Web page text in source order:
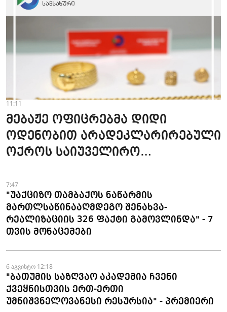
11:11
მებაჟე ოფიცრებმა დიდი
ოდენობით არადეკლარირებული
ოქროს საიუველირო
ფაქტები აღკვეთეს
7:47
"უაქციზო თამბაქოს ნაწარმის
მართლსაწინააღმდეგო შენახვა-
რეალიზაციის 326 ფაქტი გამოვლინდა" - 7
თვის მონაცემები
6 აგვისტო 12:18
"ბათუმის საზღვაო აკადემია ჩვენი
ქვეყნისთვის ერთ-ერთი
უმნიშვნელოვანესი რესურსია" - პრემიერი